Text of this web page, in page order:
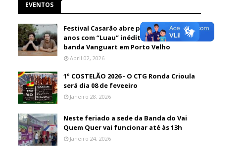
EVENTOS
Festival Casarão abre programação de 26
anos com “Luau” inédito e show da
banda Vanguart em Porto Velho
Abril 02, 2026
1º COSTELÃO 2026 - O CTG Ronda Crioula
será dia 08 de feveeiro
Janeiro 28, 2026
Neste feriado a sede da Banda do Vai
Quem Quer vai funcionar até às 13h
Janeiro 24, 2026